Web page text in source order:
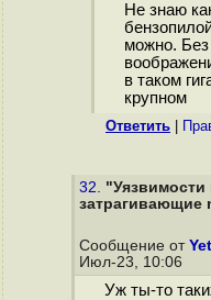
Не знаю
можно.
в таком
крупном
Ответить
32. "Уязвимости
затрагивающие
Сообщение от
Июл-23, 10:06
Уж ты-то